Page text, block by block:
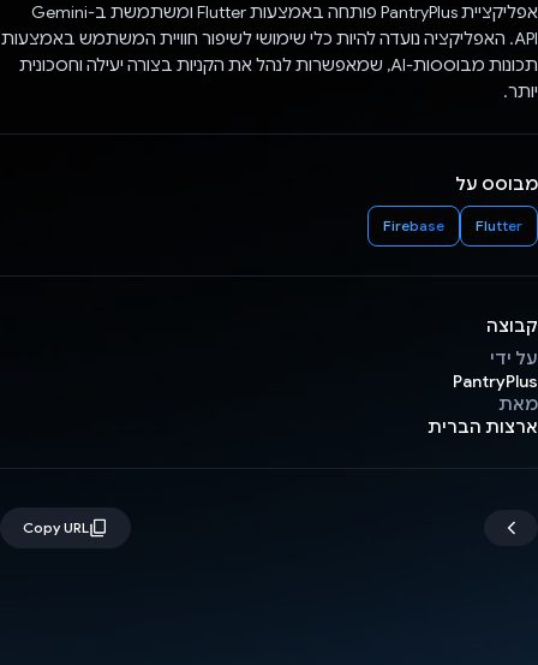
אפליקציית PantryPlus פותחה באמצעות Flutter ומשתמשת ב-Gemini
API. האפליקציה נועדה להיות כלי שימושי לשיפור חוויית המשתמש באמצעות
תכונות מבוססות-AI, שמאפשרות לנהל את הקניות בצורה יעילה וחסכונית
יותר.
מבוסס על
Flutter
Firebase
קבוצה
על ידי
PantryPlus
מאת
ארצות הברית